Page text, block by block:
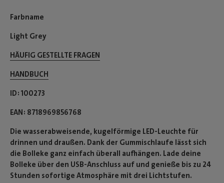
Farbname
Light Grey
HÄUFIG GESTELLTE FRAGEN
HANDBUCH
ID 100273
EAN 8718969856768
Die wasserabweisende, kugelförmige LED-Leuchte für
drinnen und draußen. Dank der Gummischlaufe lässt sich
die Bolleke ganz einfach überall aufhängen. Lade deine
Bolleke über den USB-Anschluss auf und genieße bis zu 24
Stunden sofortige Atmosphäre mit drei Lichtstufen.